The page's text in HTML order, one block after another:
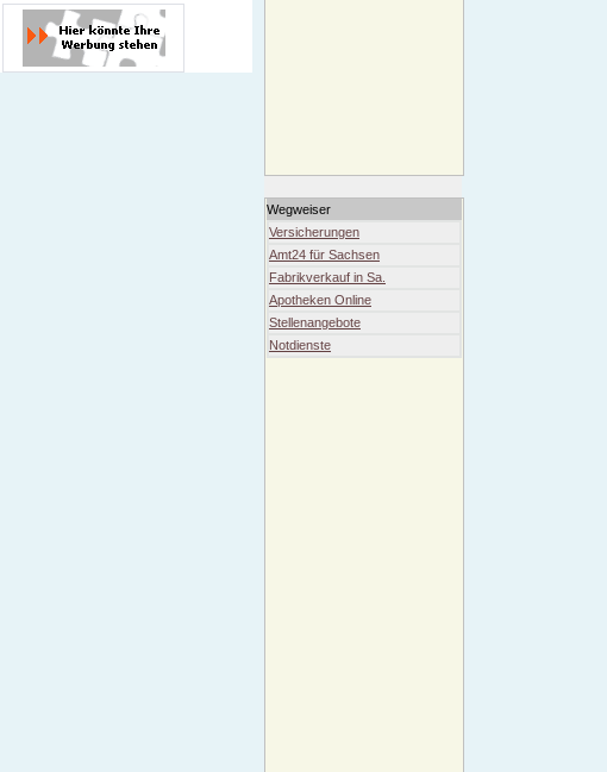
Wegweiser
Versicherungen
Amt24 für Sachsen
Fabrikverkauf in Sa.
Apotheken Online
Stellenangebote
Notdienste